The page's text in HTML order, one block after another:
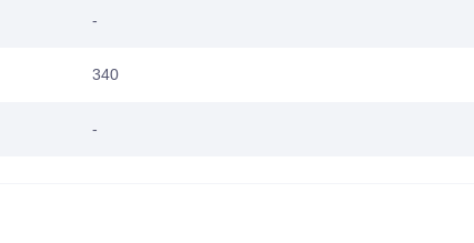
-
340
-